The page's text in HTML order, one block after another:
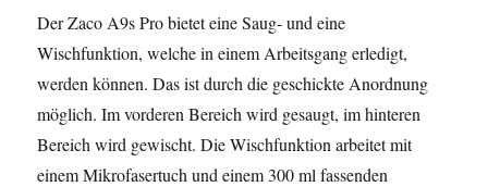
Der Zaco A9s Pro bietet eine Saug- und eine
Wischfunktion, welche in einem Arbeitsgang erledigt,
werden können. Das ist durch die geschickte Anordnung
möglich. Im vorderen Bereich wird gesaugt, im hinteren
Bereich wird gewischt. Die Wischfunktion arbeitet mit
einem Mikrofasertuch und einem 300 ml fassenden